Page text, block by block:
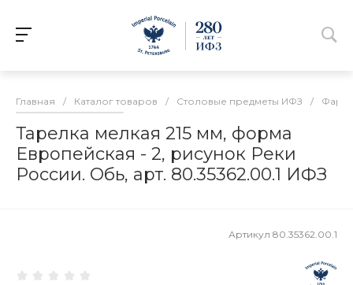
Главная / Каталог товаров / Столовые предметы ИФЗ /
Тарелка мелкая 215 мм, форма
Европейская - 2, рисунок Реки
России. Обь, арт. 80.35362.00.1 ИФЗ
Артикул 80.35362.00.1